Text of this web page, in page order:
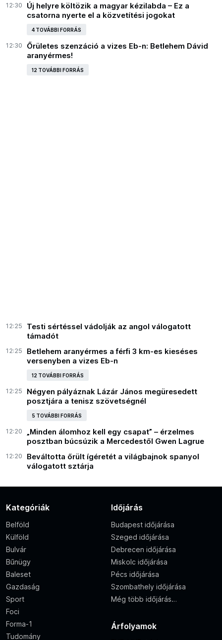
12:30
Új helyre költözik a magyar kézilabda – Ez a
csatorna nyerte el a közvetítési jogokat
4 TOVÁBBI FORRÁS
12:30
Őrületes szenzáció a vizes Eb-n: Betlehem Dávid
aranyérmes!
12 TOVÁBBI FORRÁS
12:25
Testi sértéssel vádolják az angol válogatott
támadót
12:25
Betlehem aranyérmes a férfi 3 km-es kieséses
versenyben a vizes Eb-n
12 TOVÁBBI FORRÁS
12:25
Négyen pályáznak Lázár János megüresedett
posztjára a tenisz szövetségnél
5 TOVÁBBI FORRÁS
12:20
„Minden álomhoz kell egy csapat” – érzelmes
posztban búcsúzik a Mercedestől Gwen Lagrue
12:20
Beváltotta őrült ígéretét a világbajnok spanyol
válogatott sztárja
Kategóriák
Belföld
Külföld
Bulvár
Bűnügy
Baleset
Gazdaság
Sport
Foci
Forma-1
Tudomány
Időjárás
Budapest időjárása
Szeged időjárása
Debrecen időjárása
Miskolc időjárása
Pécs időjárása
Szombathely időjárása
Még több időjárás…
Árfolyamok